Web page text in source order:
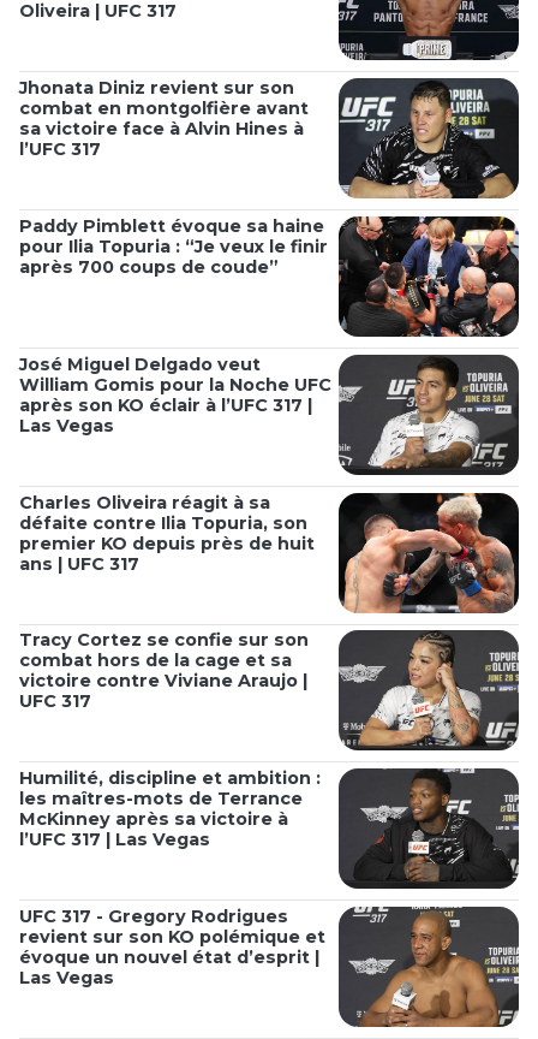
Oliveira | UFC 317
Jhonata Diniz revient sur son
combat en montgolfière avant
sa victoire face à Alvin Hines à
l’UFC 317
Paddy Pimblett évoque sa haine
pour Ilia Topuria : “Je veux le finir
après 700 coups de coude”
José Miguel Delgado veut
William Gomis pour la Noche UFC
après son KO éclair à l’UFC 317 |
Las Vegas
Charles Oliveira réagit à sa
défaite contre Ilia Topuria, son
premier KO depuis près de huit
ans | UFC 317
Tracy Cortez se confie sur son
combat hors de la cage et sa
victoire contre Viviane Araujo |
UFC 317
Humilité, discipline et ambition :
les maîtres-mots de Terrance
McKinney après sa victoire à
l’UFC 317 | Las Vegas
UFC 317 - Gregory Rodrigues
revient sur son KO polémique et
évoque un nouvel état d’esprit |
Las Vegas